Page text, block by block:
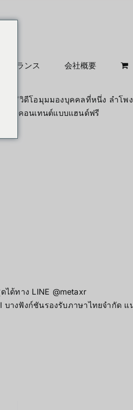
リアランス 会社概要
าพ/วิดีโอมุมมองบุคคลที่หนึ่ง ลำโพ
ถ่ายคอนเทนต์แบบแฮนด์ฟรี
ด้ทาง LINE @metaxr
บางฟังก์ชันรองรับภาษาไทยจำกัด แ